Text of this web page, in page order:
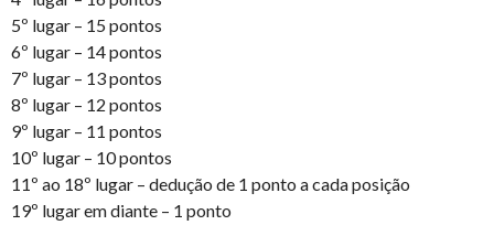
5º lugar – 15 pontos
6º lugar – 14 pontos
7º lugar – 13 pontos
8º lugar – 12 pontos
9º lugar – 11 pontos
10º lugar – 10 pontos
11º ao 18º lugar – dedução de 1 ponto a cada posição
19º lugar em diante – 1 ponto